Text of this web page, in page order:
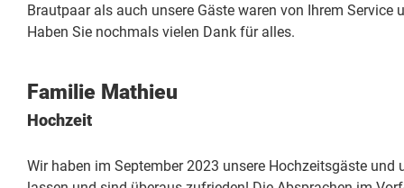
Brautpaar als auch unsere Gäste waren von Ihrem
Haben Sie nochmals vielen Dank für alles.
Familie Mathieu
Hochzeit
Wir haben im September 2023 unsere Hochzeitsgäste